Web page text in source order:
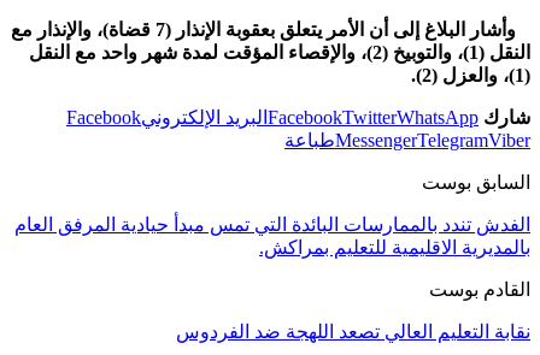
وأشار البلاغ إلى أن الأمر يتعلق بعقوبة الإنذار (7 قضاة)، والإنذار مع
النقل (1)، والتوبيخ (2)، والإقصاء المؤقت لمدة شهر واحد مع النقل
(1)، والعزل (2).
شارك FacebookTwitterWhatsApp البريد الإلكترونيFacebook
MessengerTelegramViber طباعة
السابق بوست
الفدش تندد بالممارسات البائدة التي تمس مبدأ حيادية المرفق العام
بالمديرية الاقليمية للتعليم بمراكش.
القادم بوست
نقابة التعليم العالي تصعد اللهجة ضد الفردوس